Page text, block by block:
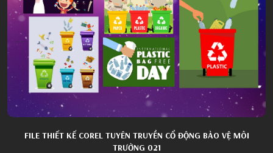
FILE THIẾT KẾ COREL TUYÊN TRUYỀN CỔ ĐỘNG BẢO VỆ MÔI
TRƯỜNG 021